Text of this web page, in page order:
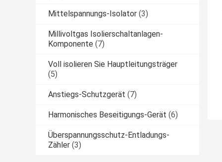
Mittelspannungs-Isolator (3)
Millivoltgas Isolierschaltanlagen-
Komponente (7)
Voll isolieren Sie Hauptleitungsträger
(5)
Anstiegs-Schutzgerät (7)
Harmonisches Beseitigungs-Gerät (6)
Überspannungsschutz-Entladungs-
Zähler (3)